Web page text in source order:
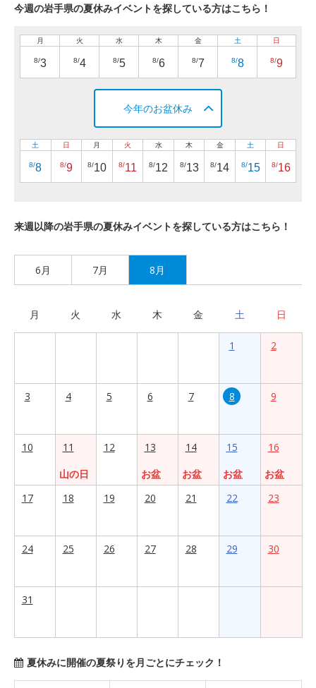
今週の岩手県の夏休みイベントを探している方はこちら！
月
8/3
火
8/4
水
8/5
木
8/6
金
8/7
土
8/8
日
8/9
今年のお盆休み
土
8/8
日
8/9
月
8/10
火
8/11
水
8/12
木
8/13
金
8/14
土
8/15
日
8/16
来週以降の岩手県の夏休みイベントを探している方はこちら！
6月 7月 8月
月 火 水 木 金 土 日
1 2
3 4 5 6 7 8 9
10
11
山の日
12
13
お盆
14
お盆
15
お盆
16
お盆
17
18 19 20 21 22 23
24 25 26 27 28 29 30
31
夏休みに開催の夏祭りを月ごとにチェック！